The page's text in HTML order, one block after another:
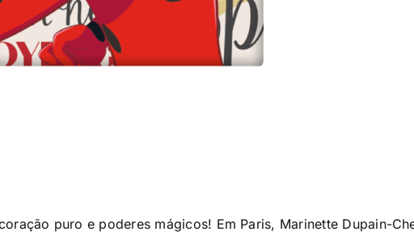
puro e poderes mágicos! Em Paris, Marinette Dupain-